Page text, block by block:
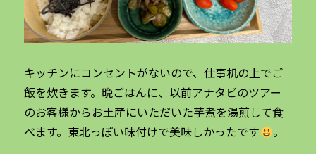
キッチンにコンセントがないので、仕事机の上でご
飯を炊きます。晩ごはんに、以前アナタビのツアー
のお客様からお土産にいただいた芋煮を湯煎して食
べます。東北っぽい味付けで美味しかったです
。